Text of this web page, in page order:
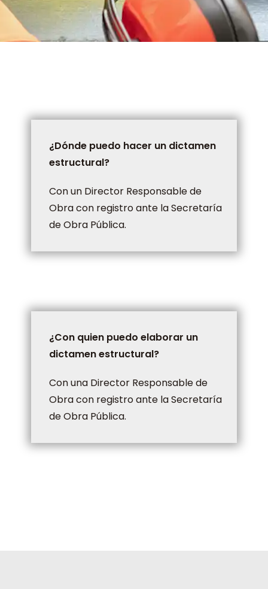
¿Dónde puedo hacer un dictamen
estructural?
Con un Director Responsable de
Obra con registro ante la Secretaría
de Obra Pública.
¿Con quien puedo elaborar un
dictamen estructural?
Con una Director Responsable de
Obra con registro ante la Secretaría
de Obra Pública.